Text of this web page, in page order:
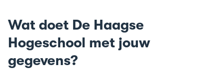
Wat doet De Haagse
Hogeschool met jouw
gegevens?